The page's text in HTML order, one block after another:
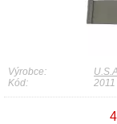
Výrobce:
Kód:
2011